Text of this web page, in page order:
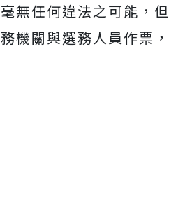
無任何違法之可能，但
機關與選務人員作票，